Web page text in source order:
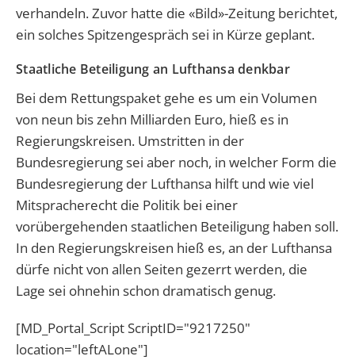
verhandeln. Zuvor hatte die «Bild»-Zeitung berichtet,
ein solches Spitzengespräch sei in Kürze geplant.
Staatliche Beteiligung an Lufthansa denkbar
Bei dem Rettungspaket gehe es um ein Volumen
von neun bis zehn Milliarden Euro, hieß es in
Regierungskreisen. Umstritten in der
Bundesregierung sei aber noch, in welcher Form die
Bundesregierung der Lufthansa hilft und wie viel
Mitspracherecht die Politik bei einer
vorübergehenden staatlichen Beteiligung haben soll.
In den Regierungskreisen hieß es, an der Lufthansa
dürfe nicht von allen Seiten gezerrt werden, die
Lage sei ohnehin schon dramatisch genug.
[MD_Portal_Script ScriptID="9217250"
location="leftALone"]